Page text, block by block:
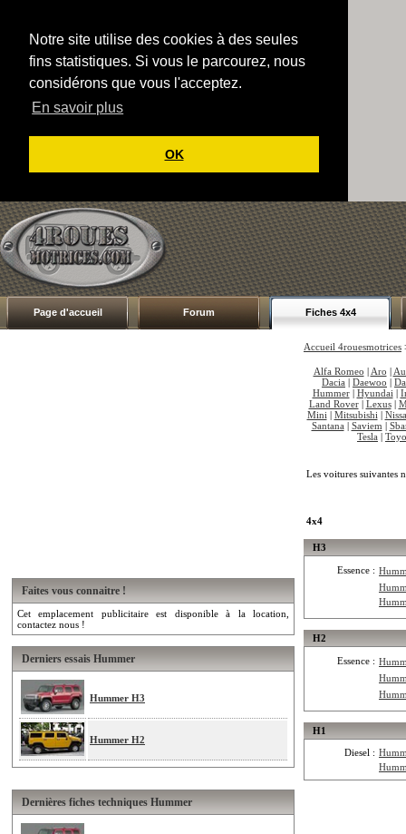
Notre site utilise des cookies à des seules
fins statistiques. Si vous le parcourez, nous
considérons que vous l'acceptez.
En savoir plus
OK
Page d'accueil Forum Fiches 4x4
Faites vous connaitre !
Cet emplacement publicitaire est disponible à la location,
contactez nous !
Derniers essais Hummer
Hummer H3
Hummer H2
Dernières fiches techniques Hummer
Accueil 4rouesmotrices
Alfa Romeo | Aro |
Dacia | Daewoo |
Hummer| Hyundai |
Land Rover| Lexus|
Mini | Mitsubishi |
Santana | Saviem |
Tesla |
Les voitures suivantes
4x4
H3
Essence :
H2
Essence :
H1
Diesel :